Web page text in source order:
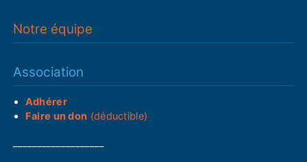
Notre équipe
Association
Adhérer
Faire un don (déductible)